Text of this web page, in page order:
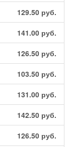
129.50 руб.
141.00 руб.
126.50 руб.
103.50 руб.
131.00 руб.
142.50 руб.
126.50 руб.